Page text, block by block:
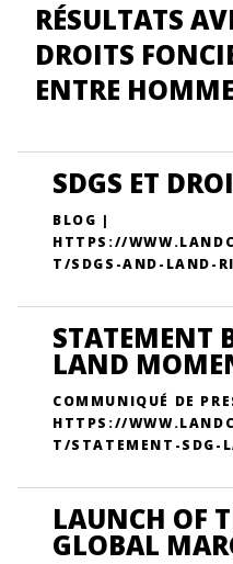
RÉSULTATS
DROITS
ENTRE
SDGS ET
BLOG |
HTTPS://
T/SDGS-AND-LAND-
STATEMENT
LAND
COMMUNIQUÉ DE
HTTPS://
T/STATEMENT-SDG-
LAUNCH OF
GLOBAL